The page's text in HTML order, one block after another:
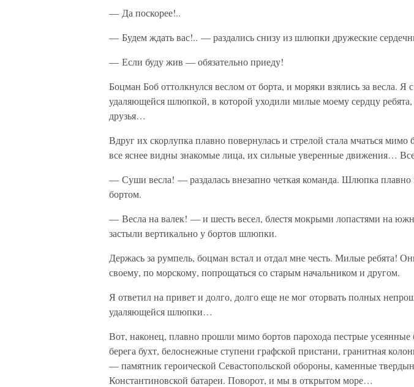
— Да поскорее!..
— Будем ждать вас!.. — раздались снизу из шлюпки дружеские
— Если буду жив — обязательно приеду!
Боцман Боб оттолкнулся веслом от борта, и моряки взялись за весла. Я
удаляющейся шлюпкой, в которой уходили милые моему сердцу
друзья…
Вдруг их скорлупка плавно повернулась и стрелой стала мчаться мимо
все яснее видны знакомые лица, их сильные уверенные движения…
— Суши весла! — раздалась внезапно четкая команда. Шлюпка плавно
бортом.
— Весла на валек! — и шесть весел, блестя мокрыми лопастями на
застыли вертикально у бортов шлюпки.
Держась за румпель, боцман встал и отдал мне честь. Милые ребята!
своему, по морскому, попрощаться со старым начальником и другом.
Я ответил на привет и долго, долго еще не мог оторвать полных
удаляющейся шлюпки…
Вот, наконец, плавно прошли мимо бортов парохода пестрые
берега бухт, белоснежные ступени графской пристани, гранитная
— памятник героической Севастопольской обороны, каменные
Константиновской батареи. Поворот, и мы в открытом море…